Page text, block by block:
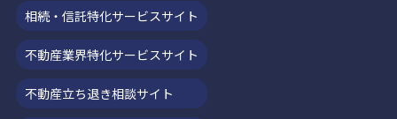
相続・信託特化サービスサイト
不動産業界特化サービスサイト
不動産立ち退き相談サイト